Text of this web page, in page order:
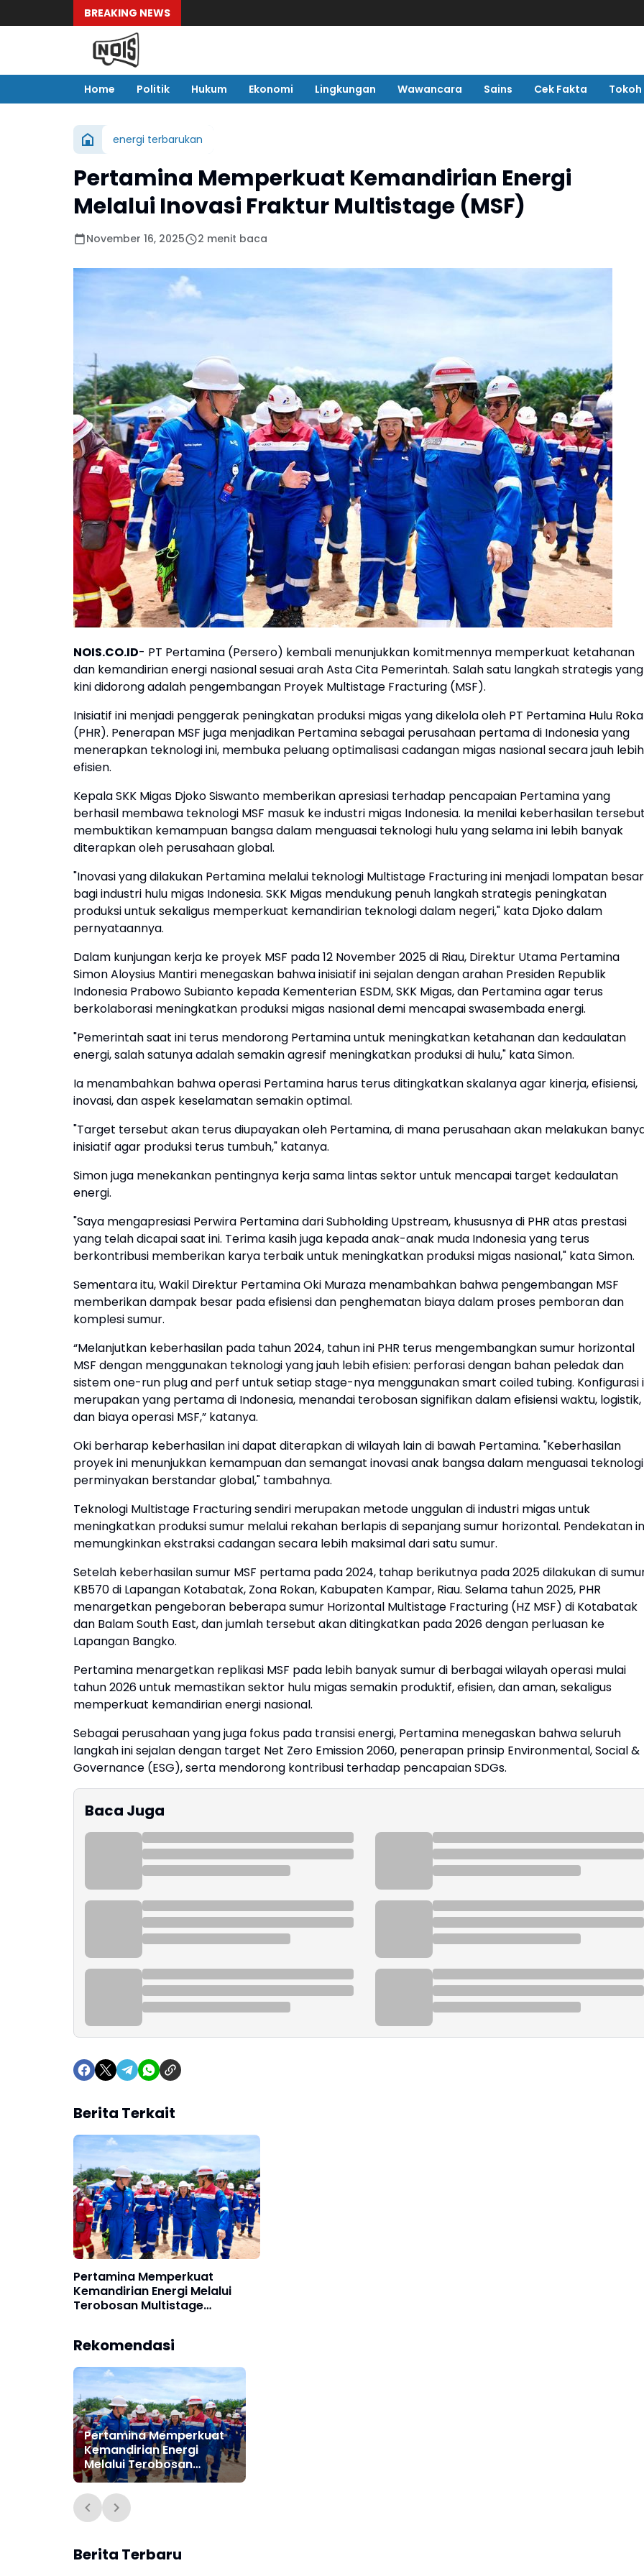
BREAKING NEWS
Home Politik Hukum Ekonomi Lingkungan Wawancara Sains Cek Fakta Tokoh
energi terbarukan
Pertamina Memperkuat Kemandirian Energi
Melalui Inovasi Fraktur Multistage (MSF)
November 16, 2025 2 menit baca
NOIS.CO.ID- PT Pertamina (Persero) kembali menunjukkan komitmennya memperkuat ketahanan
dan kemandirian energi nasional sesuai arah Asta Cita Pemerintah. Salah satu langkah strategis yang
kini didorong adalah pengembangan Proyek Multistage Fracturing (MSF).
Inisiatif ini menjadi penggerak peningkatan produksi migas yang dikelola oleh PT Pertamina Hulu
(PHR). Penerapan MSF juga menjadikan Pertamina sebagai perusahaan pertama di Indonesia yang
menerapkan teknologi ini, membuka peluang optimalisasi cadangan migas nasional secara jauh lebih
efisien.
Kepala SKK Migas Djoko Siswanto memberikan apresiasi terhadap pencapaian Pertamina yang
berhasil membawa teknologi MSF masuk ke industri migas Indonesia. Ia menilai keberhasilan
membuktikan kemampuan bangsa dalam menguasai teknologi hulu yang selama ini lebih banyak
diterapkan oleh perusahaan global.
"Inovasi yang dilakukan Pertamina melalui teknologi Multistage Fracturing ini menjadi lompatan besar
bagi industri hulu migas Indonesia. SKK Migas mendukung penuh langkah strategis peningkatan
produksi untuk sekaligus memperkuat kemandirian teknologi dalam negeri," kata Djoko dalam
pernyataannya.
Dalam kunjungan kerja ke proyek MSF pada 12 November 2025 di Riau, Direktur Utama Pertamina
Simon Aloysius Mantiri menegaskan bahwa inisiatif ini sejalan dengan arahan Presiden Republik
Indonesia Prabowo Subianto kepada Kementerian ESDM, SKK Migas, dan Pertamina agar terus
berkolaborasi meningkatkan produksi migas nasional demi mencapai swasembada energi.
"Pemerintah saat ini terus mendorong Pertamina untuk meningkatkan ketahanan dan kedaulatan
energi, salah satunya adalah semakin agresif meningkatkan produksi di hulu," kata Simon.
Ia menambahkan bahwa operasi Pertamina harus terus ditingkatkan skalanya agar kinerja, efisiensi,
inovasi, dan aspek keselamatan semakin optimal.
"Target tersebut akan terus diupayakan oleh Pertamina, di mana perusahaan akan melakukan
inisiatif agar produksi terus tumbuh," katanya.
Simon juga menekankan pentingnya kerja sama lintas sektor untuk mencapai target kedaulatan
energi.
"Saya mengapresiasi Perwira Pertamina dari Subholding Upstream, khususnya di PHR atas prestasi
yang telah dicapai saat ini. Terima kasih juga kepada anak-anak muda Indonesia yang terus
berkontribusi memberikan karya terbaik untuk meningkatkan produksi migas nasional," kata Simon.
Sementara itu, Wakil Direktur Pertamina Oki Muraza menambahkan bahwa pengembangan MSF
memberikan dampak besar pada efisiensi dan penghematan biaya dalam proses pemboran dan
komplesi sumur.
“Melanjutkan keberhasilan pada tahun 2024, tahun ini PHR terus mengembangkan sumur horizontal
MSF dengan menggunakan teknologi yang jauh lebih efisien: perforasi dengan bahan peledak dan
sistem one-run plug and perf untuk setiap stage-nya menggunakan smart coiled tubing. Konfigurasi
merupakan yang pertama di Indonesia, menandai terobosan signifikan dalam efisiensi waktu, logistik,
dan biaya operasi MSF,” katanya.
Oki berharap keberhasilan ini dapat diterapkan di wilayah lain di bawah Pertamina. "Keberhasilan
proyek ini menunjukkan kemampuan dan semangat inovasi anak bangsa dalam menguasai teknologi
perminyakan berstandar global," tambahnya.
Teknologi Multistage Fracturing sendiri merupakan metode unggulan di industri migas untuk
meningkatkan produksi sumur melalui rekahan berlapis di sepanjang sumur horizontal. Pendekatan
memungkinkan ekstraksi cadangan secara lebih maksimal dari satu sumur.
Setelah keberhasilan sumur MSF pertama pada 2024, tahap berikutnya pada 2025 dilakukan di
KB570 di Lapangan Kotabatak, Zona Rokan, Kabupaten Kampar, Riau. Selama tahun 2025, PHR
menargetkan pengeboran beberapa sumur Horizontal Multistage Fracturing (HZ MSF) di Kotabatak
dan Balam South East, dan jumlah tersebut akan ditingkatkan pada 2026 dengan perluasan ke
Lapangan Bangko.
Pertamina menargetkan replikasi MSF pada lebih banyak sumur di berbagai wilayah operasi mulai
tahun 2026 untuk memastikan sektor hulu migas semakin produktif, efisien, dan aman, sekaligus
memperkuat kemandirian energi nasional.
Sebagai perusahaan yang juga fokus pada transisi energi, Pertamina menegaskan bahwa seluruh
langkah ini sejalan dengan target Net Zero Emission 2060, penerapan prinsip Environmental, Social &
Governance (ESG), serta mendorong kontribusi terhadap pencapaian SDGs.
Baca Juga
Berita Terkait
Pertamina Memperkuat
Kemandirian Energi Melalui
Terobosan Multistage
Rekomendasi
Pertamina Memperkuat
Kemandirian Energi
Melalui Terobosan
Multistage Fracturing
(MSF)
Berita Terbaru